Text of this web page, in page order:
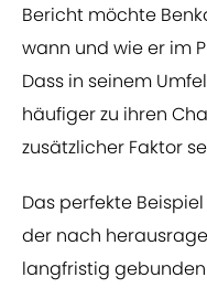
Bericht möchte
wann und wie er im
Dass in seinem
häufiger zu ihren
zusätzlicher Faktor
Das perfekte
der nach
langfristig